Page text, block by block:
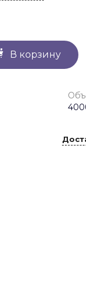
В корзину